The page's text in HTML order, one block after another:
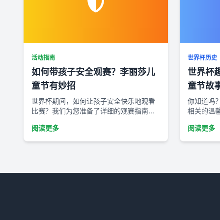
活动指南
如何带孩子安全观赛？李丽莎儿
童节有妙招
世界杯期间，如何让孩子安全快乐地观看
比赛？我们为您准备了详细的观赛指南...
阅读更多
世界杯历史
世界杯
童节故
你知道吗
相关的温
阅读更多